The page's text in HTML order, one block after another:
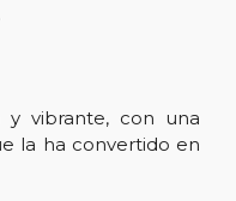
y vibrante, con una
la ha convertido en